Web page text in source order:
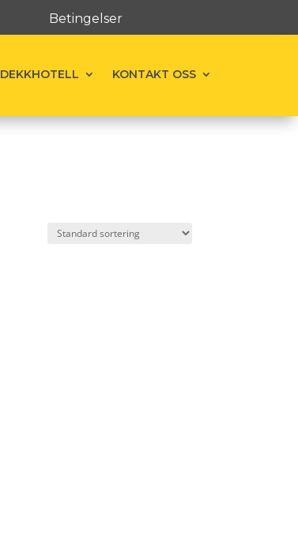
Betingelser
DEKKHOTELL KONTAKT OSS